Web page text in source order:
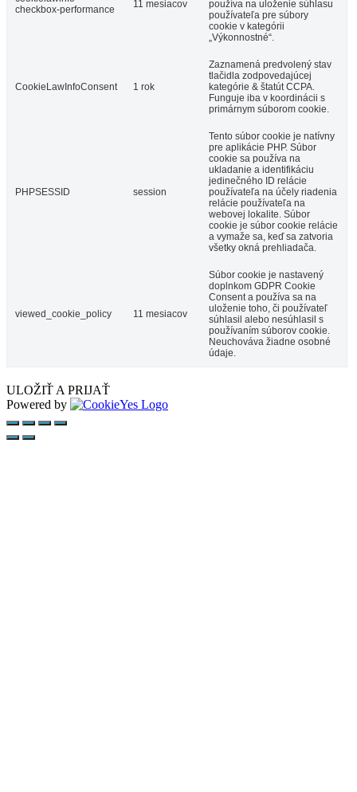
checkbox-performance
11 mesiacov
používa na uloženie súhlasu
používateľa pre súbory
cookie v kategórii
„Výkonnostné“.
CookieLawInfoConsent 1 rok
Zaznamená predvolený stav
tlačidla zodpovedajúcej
kategórie & štatút CCPA.
Funguje iba v koordinácii s
primárnym súborom cookie.
PHPSESSID session
Tento súbor cookie je natívny
pre aplikácie PHP. Súbor
cookie sa používa na
ukladanie a identifikáciu
jedinečného ID relácie
používateľa na účely riadenia
relácie používateľa na
webovej lokalite. Súbor
cookie je súbor cookie relácie
a vymaže sa, keď sa zatvoria
všetky okná prehliadača.
viewed_cookie_policy 11 mesiacov
Súbor cookie je nastavený
doplnkom GDPR Cookie
Consent a používa sa na
uloženie toho, či používateľ
súhlasil alebo nesúhlasil s
používaním súborov cookie.
Neuchováva žiadne osobné
údaje.
ULOŽIŤ A PRIJAŤ
Powered by